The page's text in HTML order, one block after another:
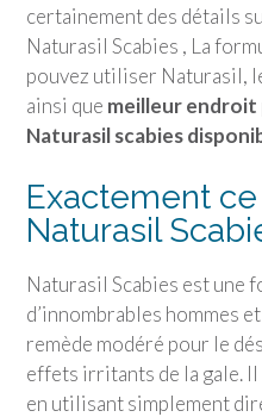
certainement des détails
Naturasil Scabies , La
pouvez utiliser Naturasil,
ainsi que meilleur endroit
Naturasil scabies
Exactement
Naturasil
Naturasil Scabies est une
d’innombrables hommes
remède modéré pour le
effets irritants de la gale.
en utilisant simplement